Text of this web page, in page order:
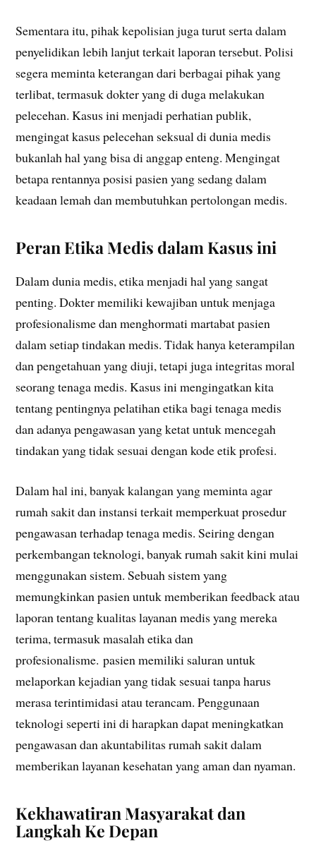
Sementara itu, pihak kepolisian juga turut serta dalam
penyelidikan lebih lanjut terkait laporan tersebut. Polisi
segera meminta keterangan dari berbagai pihak yang
terlibat, termasuk dokter yang di duga melakukan
pelecehan. Kasus ini menjadi perhatian publik,
mengingat kasus pelecehan seksual di dunia medis
bukanlah hal yang bisa di anggap enteng. Mengingat
betapa rentannya posisi pasien yang sedang dalam
keadaan lemah dan membutuhkan pertolongan medis.
Peran Etika Medis dalam Kasus ini
Dalam dunia medis, etika menjadi hal yang sangat
penting. Dokter memiliki kewajiban untuk menjaga
profesionalisme dan menghormati martabat pasien
dalam setiap tindakan medis. Tidak hanya keterampilan
dan pengetahuan yang diuji, tetapi juga integritas moral
seorang tenaga medis. Kasus ini mengingatkan kita
tentang pentingnya pelatihan etika bagi tenaga medis
dan adanya pengawasan yang ketat untuk mencegah
tindakan yang tidak sesuai dengan kode etik profesi.
Dalam hal ini, banyak kalangan yang meminta agar
rumah sakit dan instansi terkait memperkuat prosedur
pengawasan terhadap tenaga medis. Seiring dengan
perkembangan teknologi, banyak rumah sakit kini mulai
menggunakan sistem. Sebuah sistem yang
memungkinkan pasien untuk memberikan feedback atau
laporan tentang kualitas layanan medis yang mereka
terima, termasuk masalah etika dan
profesionalisme. pasien memiliki saluran untuk
melaporkan kejadian yang tidak sesuai tanpa harus
merasa terintimidasi atau terancam. Penggunaan
teknologi seperti ini di harapkan dapat meningkatkan
pengawasan dan akuntabilitas rumah sakit dalam
memberikan layanan kesehatan yang aman dan nyaman.
Kekhawatiran Masyarakat dan
Langkah Ke Depan